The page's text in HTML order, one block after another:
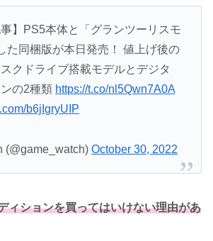
事】PS5本体と「グランツーリスモ
た同梱版が本日発売！ 値上げ後の
クドライブ搭載モデルとデジタ
の2種類 https://t.co/nl5Qwn7A0A
b6jIgryUIP
(@game_watch)October 30, 2022
ィションを買ってはいけない理由があ